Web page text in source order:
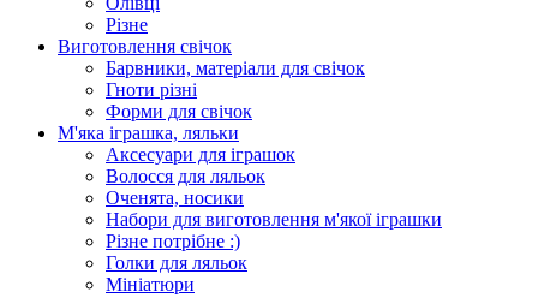
Різне
Виготовлення свічок
Барвники, матеріали для свічок
Гноти різні
Форми для свічок
М'яка іграшка, ляльки
Аксесуари для іграшок
Волосся для ляльок
Оченята, носики
Набори для виготовлення м'якої іграшки
Різне потрібне :)
Голки для ляльок
Мініатюри